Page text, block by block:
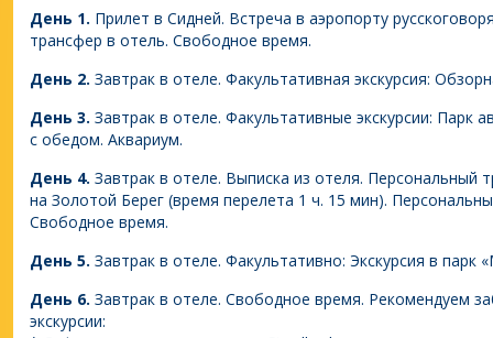
День 1. Прилет в Сидней. Встреча в аэропорту
трансфер в отель. Свободное время.
День 2. Завтрак в отеле. Факультативная экскурсия:
День 3. Завтрак в отеле. Факультативные экскурсии: Парк
с обедом. Аквариум.
День 4. Завтрак в отеле. Выписка из отеля. Персональный
на Золотой Берег (время перелета 1 ч. 15 мин).
Свободное время.
День 5. Завтрак в отеле. Факультативно: Экскурсия в парк
День 6. Завтрак в отеле. Свободное время. Рекомендуем
экскурсии: